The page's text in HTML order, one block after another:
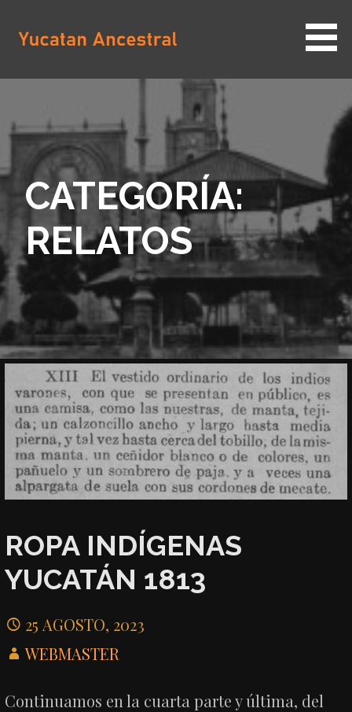
contenido
YUCATAN ANCESTRAL
CATEGORÍA:
RELATOS
ROPA INDÍGENAS
YUCATÁN 1813
25 AGOSTO, 2023
WEBMASTER
Continuamos en la cuarta parte y última, del